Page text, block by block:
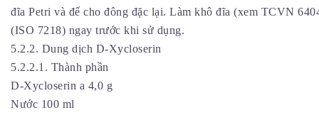
đĩa Petri và để cho đông đặc lại. Làm khô đĩa (xem TCVN
(ISO 7218) ngay trước khi sử dụng.
5.2.2. Dung dịch D-Xycloserin
5.2.2.1. Thành phần
D-Xycloserin a 4,0 g
Nước 100 ml